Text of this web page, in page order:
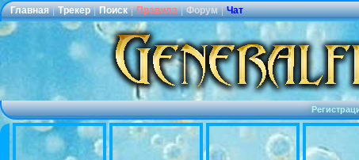
Главная | Трекер | Поиск | Правила | Форум | Чат